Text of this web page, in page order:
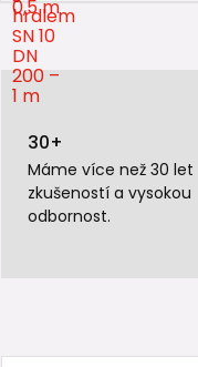
30+
Máme více než 30 let
zkušeností a vysokou
odbornost.